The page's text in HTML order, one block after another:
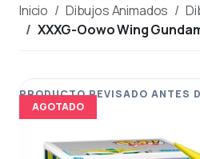
Inicio Dibujos Animados
XXXG-Oowo Wing
AGOTADO